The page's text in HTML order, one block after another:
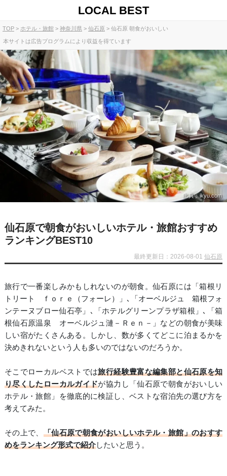
LOCAL BEST
TOP ホテル・旅館 神奈川県 仙石原 仙石原 朝食がおいしい
本サイトは広告プログラムにより収益を得ています
出典：ikyu.com
仙石原で朝食がおいしいホテル・旅館おすすめ
ランキングBEST10
最終更新日：2026-08-01仙石原
旅行で一番楽しみかもしれないのが朝食。仙石原には「箱根リ
トリート ｆｏｒｅ（フォーレ）」､「オーベルジュ 箱根フォ
ンテーヌブロー仙石亭」､「ホテルグリーンプラザ箱根」､「箱
根仙石原温泉 オーベルジュ漣－Ｒｅｎ－」などの朝食が美味
しい宿がたくさんある。しかし、数が多くてどこに泊まるかを
決めきれないという人も多いのではないのだろうか。
そこでローカルベストでは旅行経験豊富な編集部と仙石原を知
り尽くしたローカルガイドが協力し「仙石原で朝食がおいしい
ホテル・旅館」を徹底的に検証し、ベストな宿泊先の選び方を
考えてみた。
その上で、 「仙石原で朝食がおいしいホテル・旅館」のおすす
めをランキング形式で紹介したいと思う。